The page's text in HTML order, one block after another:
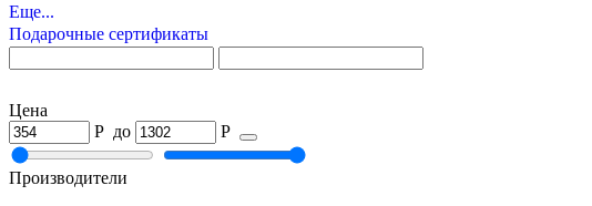
Еще...
Подарочные сертификаты
Цена
Р до Р
Производители